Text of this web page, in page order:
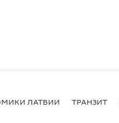
ЛАТВИИ ТРАНЗИТ